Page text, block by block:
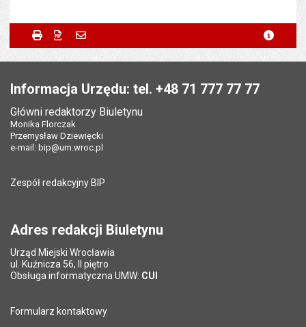
Metryczka
Odpowiedzialny za treść:
Liczba wyświetleń:
Powiadom znajomego
Powiadom znajomego
Twoje imię i nazwisko
Twój adres e-mail Pole wymagane
Tytuł e-mailaPole wymagane
*
Adres e-mail znajomego
Pytanie antyspamowe
*
Pole wymagane
Drukuj Zapisz do PDF
Informacja Urzędu: tel. +48 71 777 77 77
Główni redaktorzy Biuletynu
Monika Florczak
Przemysław Dziewięcki
e-mail: bip@um.wroc.pl
Zespół redakcyjny BIP
Adres redakcji Biuletynu
Urząd Miejski Wrocławia
ul. Kuźnicza 56, II piętro
Obsługa informatyczna UMW: CUI
Formularz kontaktowy